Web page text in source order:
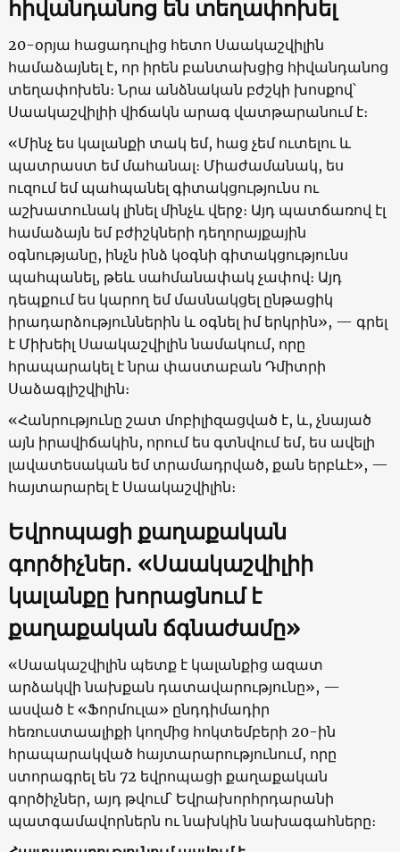
հիվանդանոց են տեղափոխել
20-օրյա հացադուլից հետո Սաակաշվիլին
համաձայնել է, որ իրեն բանտախցից հիվանդանոց
տեղափոխեն։ Նրա անձնական բժշկի խոսքով՝
Սաակաշվիլիի վիճակն արագ վատթարանում է։
«Մինչ ես կալանքի տակ եմ, հաց չեմ ուտելու և
պատրաստ եմ մահանալ։ Միաժամանակ, ես
ուզում եմ պահպանել գիտակցությունս ու
աշխատունակ լինել մինչև վերջ։ Այդ պատճառով էլ
համաձայն եմ բժիշկների դեղորայքային
օգնությանը, ինչն ինձ կօգնի գիտակցությունս
պահպանել, թեև սահմանափակ չափով։ Այդ
դեպքում ես կարող եմ մասնակցել ընթացիկ
իրադարձություններին և օգնել իմ երկրին», — գրել
է Միխեիլ Սաակաշվիլին նամակում, որը
հրապարակել է նրա փաստաբան Դմիտրի
Սաձագլիշվիլին։
«Հանրությունը շատ մոբիլիզացված է, և, չնայած
այն իրավիճակին, որում ես գտնվում եմ, ես ավելի
լավատեսական եմ տրամադրված, քան երբևէ», —
հայտարարել է Սաակաշվիլին։
Եվրոպացի քաղաքական
գործիչներ․ «Սաակաշվիլիի
կալանքը խորացնում է
քաղաքական ճգնաժամը»
«Սաակաշվիլին պետք է կալանքից ազատ
արձակվի նախքան դատավարությունը», —
ասված է «Ֆորմուլա» ընդդիմադիր
հեռուստաալիքի կողմից հոկտեմբերի 20-ին
հրապարակված հայտարարությունում, որը
ստորագրել են 72 եվրոպացի քաղաքական
գործիչներ, այդ թվում՝ Եվրախորհրդարանի
պատգամավորներն ու նախկին նախագահները։